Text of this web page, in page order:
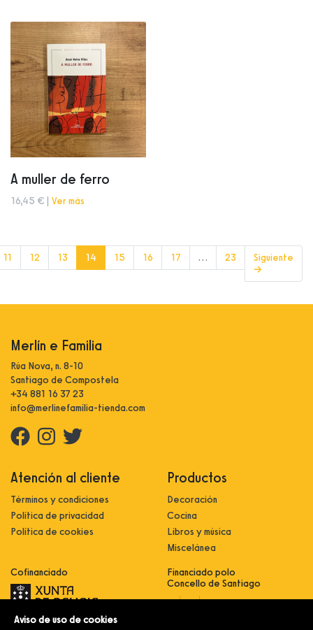
A muller de ferro
16,45 € | Ver más
11 12 13 14 (current)
15 16 17 … 23
Siguiente
→
Merlín e Familia
Rúa Nova, n. 8-10
Santiago de Compostela
+34 881 16 37 23
info@merlinefamilia-tienda.com
Atención al cliente
Términos y condiciones
Política de privacidad
Política de cookies
Productos
Decoración
Cocina
Libros y música
Miscelánea
Cofinanciado
Innovación, dixitalización e
Financiado polo
Concello de Santiago
Aviso de uso de cookies